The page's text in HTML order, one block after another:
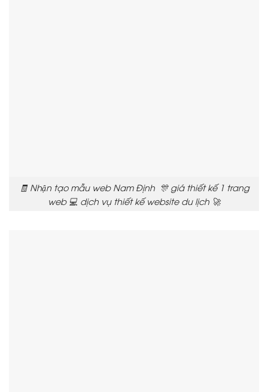
🧾 Nhận tạo mẫu web Nam Định 🎊 giá thiết kế 1 trang
web 💻 dịch vụ thiết kế website du lịch 🚀